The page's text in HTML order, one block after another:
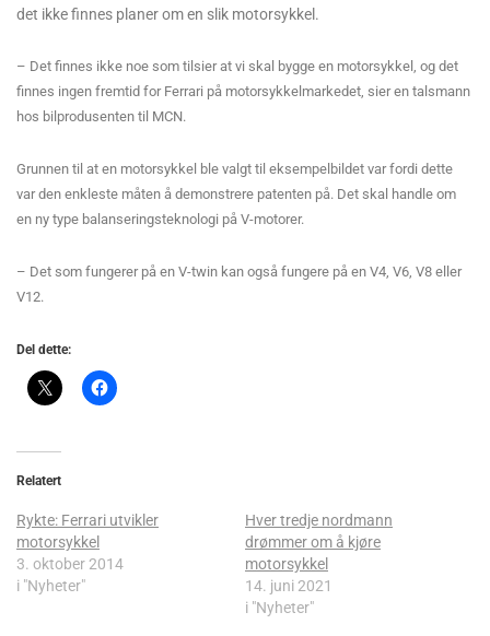
det ikke finnes planer om en slik motorsykkel.
– Det finnes ikke noe som tilsier at vi skal bygge en motorsykkel, og det
finnes ingen fremtid for Ferrari på motorsykkelmarkedet, sier en talsmann
hos bilprodusenten til MCN.
Grunnen til at en motorsykkel ble valgt til eksempelbildet var fordi dette
var den enkleste måten å demonstrere patenten på. Det skal handle om
en ny type balanseringsteknologi på V-motorer.
– Det som fungerer på en V-twin kan også fungere på en V4, V6, V8 eller
V12.
Del dette:
Relatert
Rykte: Ferrari utvikler
motorsykkel
3. oktober 2014
i "Nyheter"
Hver tredje nordmann
drømmer om å kjøre
motorsykkel
14. juni 2021
i "Nyheter"